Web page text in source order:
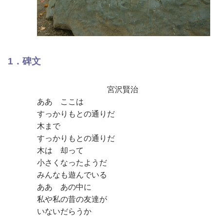
1．碑文
宮沢賢治
ああ ここは
すっかりもとの通りだ
木まで
すっかりもとの通りだ
木は 却って
小さくなったようだ
みんなも遊んでいる
ああ あの中に
私や私の昔の友達が
いないだらうか